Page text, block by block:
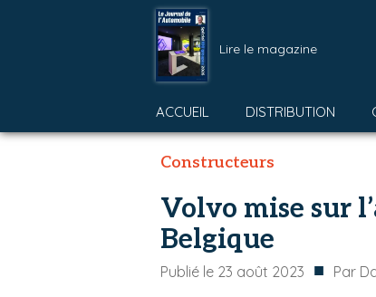
Lire le magazine
ACCUEIL DISTRIBUTION
Constructeurs
Volvo mise sur
Belgique
Publié le 23 août 2023 ■ Par